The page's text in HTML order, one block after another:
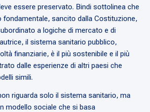
essere preservato. Bindi sottolinea che
fondamentale, sancito dalla Costituzione,
a logiche di mercato e di
il sistema sanitario pubblico,
finanziarie, è il più sostenibile e il più
dalle esperienze di altri paesi che
simili.
riguarda solo il sistema sanitario, ma
modello sociale che si basa